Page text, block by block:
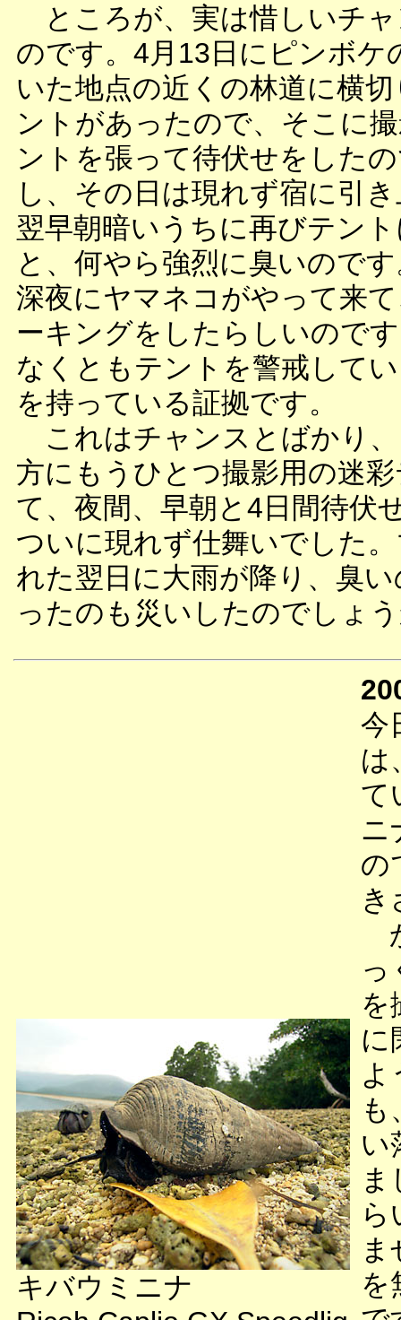
ところが、実は惜しいチ
のです。4月13日にピンボケ
いた地点の近くの林道に横
ントがあったので、そこに
ントを張って待伏せをした
し、その日は現れず宿に引
翌早朝暗いうちに再びテン
と、何やら強烈に臭いので
深夜にヤマネコがやって来
ーキングをしたらしいので
なくともテントを警戒して
を持っている証拠です。
これはチャンスとばかり
方にもうひとつ撮影用の迷
て、夜間、早朝と4日間待伏
ついに現れず仕舞いでした
れた翌日に大雨が降り、臭
ったのも災いしたのでしょ
キバウミニナ
今
は
て
ニ
の
き
っ
を
に
よ
い
ら
を